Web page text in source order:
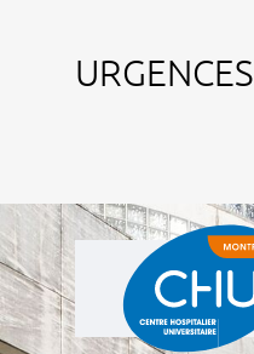
URGENCES